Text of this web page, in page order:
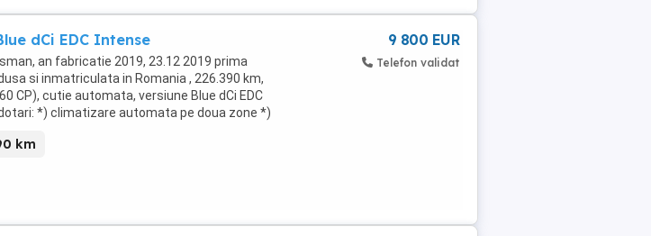
dCi EDC Intense
an fabricatie 2019, 23.12 2019 prima
si inmatriculata in Romania , 226.390 km,
CP), cutie automata, versiune Blue dCi EDC
*) climatizare automata pe doua zone *)
km
9 800 EUR
Telefon validat